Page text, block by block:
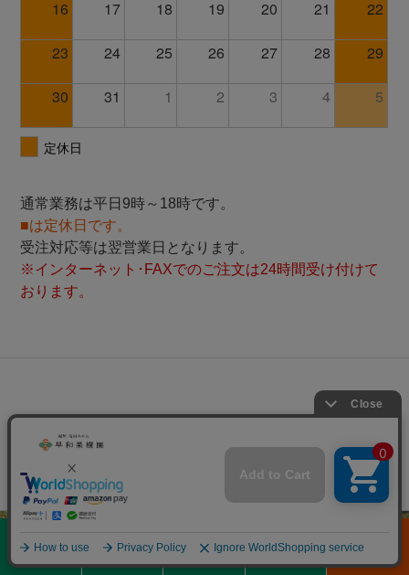
通常業務は平日9時～18時です。
■は定休日です。
受注対応等は翌営業日となります。
※インターネット･FAXでのご注文は24時間受け付けて
おります。